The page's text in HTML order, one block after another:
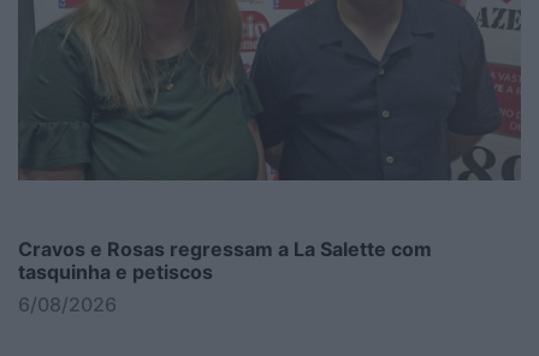
Cravos e Rosas regressam a La Salette com
tasquinha e petiscos
6/08/2026